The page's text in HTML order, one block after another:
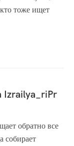
тоже ищет
Izrailya_riPr
обратно все
собирает